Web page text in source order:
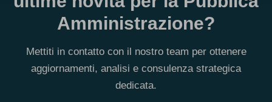
Amministrazione?
Mettiti in contatto con il nostro team per ottenere
aggiornamenti, analisi e consulenza strategica
dedicata.